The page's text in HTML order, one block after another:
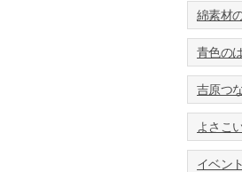
綿素材
青色の
吉原つ
よさこ
イベン